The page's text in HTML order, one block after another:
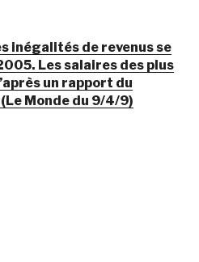
inégalités de revenus se
Les salaires des plus
un rapport du
Monde du 9/4/9)